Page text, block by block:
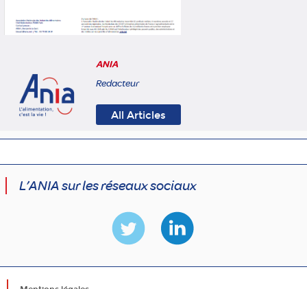
ANIA
Redacteur
All Articles
L’ANIA sur les réseaux sociaux